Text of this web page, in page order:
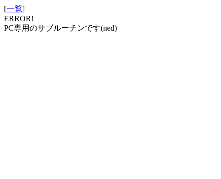
[一覧]
ERROR!
PC専用のサブルーチンです(ned)